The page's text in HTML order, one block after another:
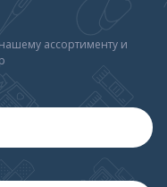
ассортименту и